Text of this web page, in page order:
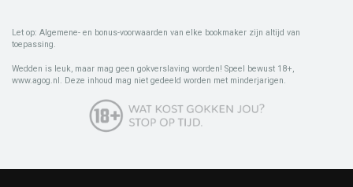
Let op: Algemene- en bonus-voorwaarden van elke bookmaker zijn altijd van
toepassing.
Wedden is leuk, maar mag geen gokverslaving worden! Speel bewust 18+,
www.agog.nl. Deze inhoud mag niet gedeeld worden met minderjarigen.